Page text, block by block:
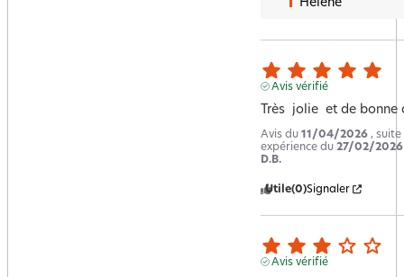
Hélène
Avis vérifié
Très  jolie  et de bonne
Avis du 11/04/2026 , suite
expérience du 27/02/2026
D.B.
Utile(0)Signaler
Avis vérifié